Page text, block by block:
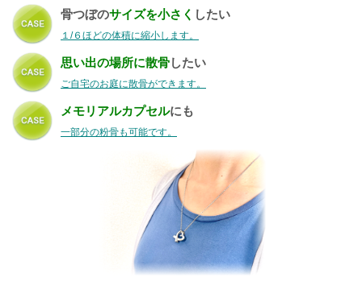
骨つぼのサイズを小さく したい
１/６ほどの体積に縮小します。
思い出の場所に散骨したい
ご自宅のお庭に散骨ができます。
メモリアルカプセルにも
一部分の粉骨も可能です。